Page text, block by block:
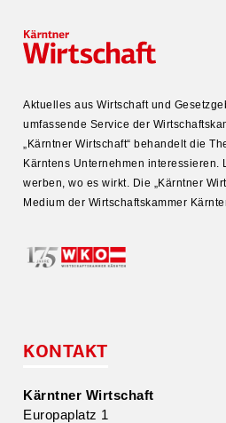
Aktuelles aus Wirtschaft und
umfas­sende Service der
„Kärntner Wirtschaft“ behandelt die
Kärntens Unter­nehmen inter­es­sieren.
werben, wo es wirkt. Die „Kärntner
Medium der Wirtschafts­kammer
KONTAKT
Kärntner Wirtschaft
Europa­platz 1